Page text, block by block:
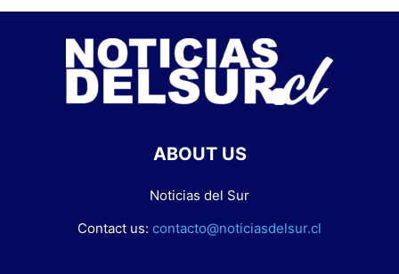
ABOUT US
Noticias del Sur
Contact us: contacto@noticiasdelsur.cl